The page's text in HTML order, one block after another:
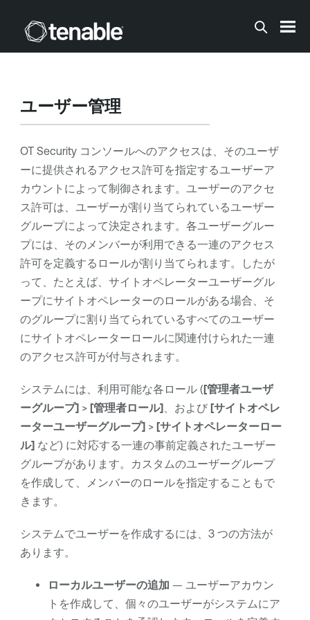
メインコンテンツに移動する
ユーザー管理
OT Securityコンソールへのアクセスは、そのユーザ
ーに提供されるアクセス許可を指定するユーザーア
カウントによって制御されます。ユーザーのアクセ
ス許可は、ユーザーが割り当てられているユーザー
グループによって決定されます。各ユーザーグルー
プには、そのメンバーが利用できる一連のアクセス
許可を定義するロールが割り当てられます。したが
って、たとえば、サイトオペレーターユーザーグル
ープにサイトオペレーターのロールがある場合、そ
のグループに割り当てられているすべてのユーザー
にサイトオペレーターロールに関連付けられた一連
のアクセス許可が付与されます。
システムには、利用可能な各ロール ([管理者ユーザ
ーグループ]> [管理者ロール]、および [サイトオペレ
ーターユーザーグループ]> [サイトオペレーターロー
ル]など) に対応する一連の事前定義されたユーザー
グループがあります。カスタムのユーザーグループ
を作成して、メンバーのロールを指定することもで
きます。
システムでユーザーを作成するには、3 つの方法が
あります。
ローカルユーザーの追加 — ユーザーアカウン
トを作成して、個々のユーザーがシステムにア